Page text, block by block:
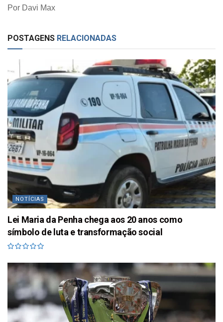
Por Davi Max
POSTAGENS RELACIONADAS
NOTÍCIAS
Lei Maria da Penha chega aos 20 anos como
símbolo de luta e transformação social